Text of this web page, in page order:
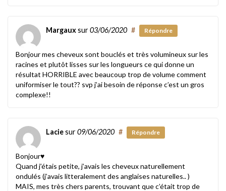
Margauxsur03/06/2020 # Répondre
Bonjour mes cheveux sont bouclés et très volumineux sur les
racines et plutôt lisses sur les longueurs ce qui donne un
résultat HORRIBLE avec beaucoup trop de volume comment
uniformiser le tout?? svp j’ai besoin de réponse c’est un gros
complexe!!
Laciesur09/06/2020 # Répondre
Bonjour♥️
Quand j’étais petite, j’avais les cheveux naturellement
ondulés (j’avais litteralement des anglaises naturelles.. )
MAIS, mes très chers parents, trouvant que c’était trop de